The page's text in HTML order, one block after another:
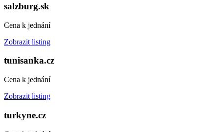
salzburg.sk
Cena k jednání
Zobrazit listing
tunisanka.cz
Cena k jednání
Zobrazit listing
turkyne.cz